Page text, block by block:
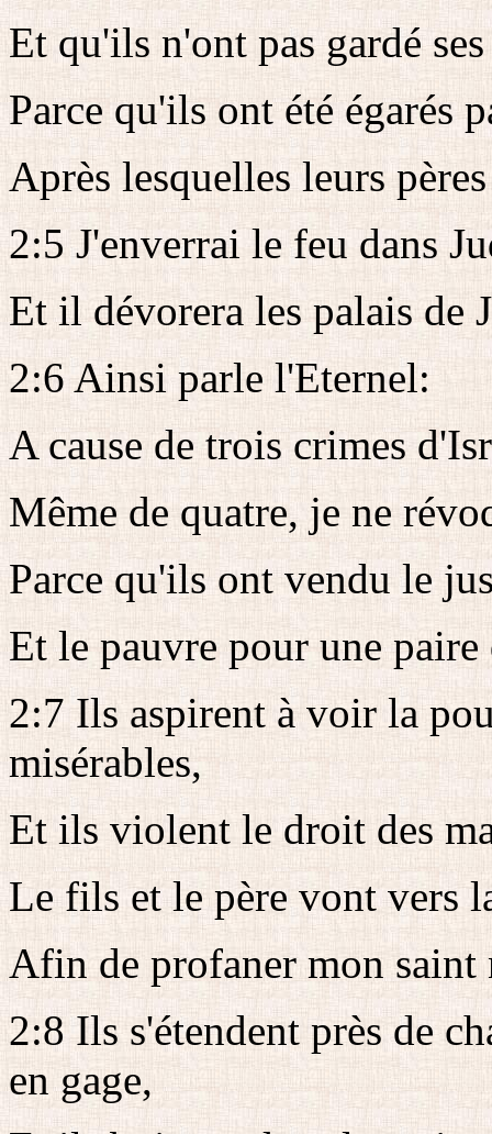
Et qu'ils n'ont pas gardé
Parce qu'ils ont été égarés
Après lesquelles leurs
2:5 J'enverrai le feu dans
Et il dévorera les palais de
2:6 Ainsi parle l'Eternel:
A cause de trois crimes
Même de quatre, je ne
Parce qu'ils ont vendu le
Et le pauvre pour une paire
2:7 Ils aspirent à voir la
misérables,
Et ils violent le droit des
Le fils et le père vont vers
Afin de profaner mon saint
2:8 Ils s'étendent près de
en gage,